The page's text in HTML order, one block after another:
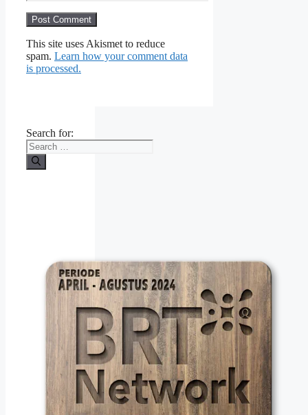
This site uses Akismet to reduce
spam. Learn how your comment data
is processed.
Search for: